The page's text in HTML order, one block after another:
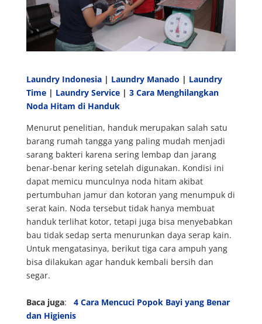
Laundry Indonesia| Laundry Manado | Laundry
Time| Laundry Service| 3 Cara Menghilangkan
Noda Hitam di Handuk
Menurut penelitian, handuk merupakan salah satu
barang rumah tangga yang paling mudah menjadi
sarang bakteri karena sering lembap dan jarang
benar-benar kering setelah digunakan. Kondisi ini
dapat memicu munculnya noda hitam akibat
pertumbuhan jamur dan kotoran yang menumpuk di
serat kain. Noda tersebut tidak hanya membuat
handuk terlihat kotor, tetapi juga bisa menyebabkan
bau tidak sedap serta menurunkan daya serap kain.
Untuk mengatasinya, berikut tiga cara ampuh yang
bisa dilakukan agar handuk kembali bersih dan
segar.
Baca juga:
4 Cara Mencuci Popok Bayi yang Benar
dan Higienis